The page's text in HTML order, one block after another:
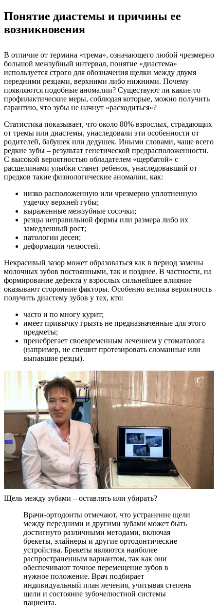
Понятие диастемы и причины ее
возникновения
В отличие от термина «трема», означающего любой чрезмерно
большой межзубный интервал, понятие «диастема»
используется строго для обозначения щелки между двумя
передними резцами, верхними либо нижними. Почему
появляются подобные аномалии? Существуют ли какие-то
профилактические меры, соблюдая которые, можно получить
гарантию, что зубы не начнут «расходиться»?
Статистика показывает, что около 80% взрослых, страдающих
от тремы или диастемы, унаследовали эти особенности от
родителей, бабушек или дедушек. Иными словами, чаще всего
редкие зубы – результат генетической предрасположенности.
С высокой вероятностью обладателем «щербатой» с
расщелинами улыбки станет ребенок, унаследовавший от
предков такие физиологические аномалии, как:
низко расположенную или чрезмерно уплотненную
уздечку верхней губы;
выраженные межзубные сосочки;
резцы неправильной формы или размера либо их
замедленный рост;
патологии десен;
деформации челюстей.
Некрасивый зазор может образоваться как в период замены
молочных зубов постоянными, так и позднее. В частности, на
формирование дефекта у взрослых сильнейшее влияние
оказывают сторонние факторы. Особенно велика вероятность
получить диастему зубов у тех, кто:
часто и по многу курит;
имеет привычку грызть не предназначенные для этого
предметы;
пренебрегает своевременным лечением у стоматолога
(например, не спешит протезировать сломанные или
выпавшие резцы).
Щель между зубами – оставлять или убирать?
Врачи-ортодонты отмечают, что устранение щели
между передними и другими зубами может быть
достигнуто различными методами, включая
брекеты, элайнеры и другие ортодонтические
устройства. Брекеты являются наиболее
распространенным вариантом, так как они
обеспечивают точное перемещение зубов в
нужное положение. Врач подбирает
индивидуальный план лечения, учитывая степень
щели и состояние зубочелюстной системы
пациента.